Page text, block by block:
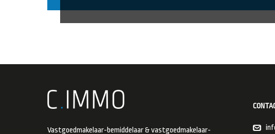
Vastgoedmakelaar-bemiddelaar & vastgoedmakelaar-